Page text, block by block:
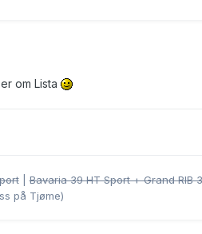
om Lista
|Bavaria 39 HT Sport + Grand RIB
på Tjøme)